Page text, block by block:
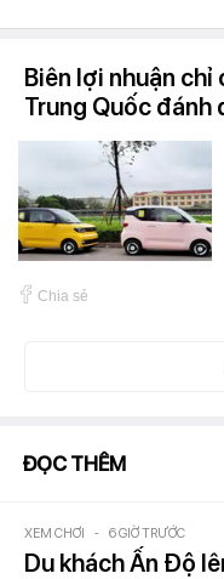
Biên lợi nhuận chỉ
Trung Quốc đánh
Chia sẻ
ĐỌC THÊM
XEM CHƠI - 6 GIỜ TRƯỚC
Du khách Ấn Độ